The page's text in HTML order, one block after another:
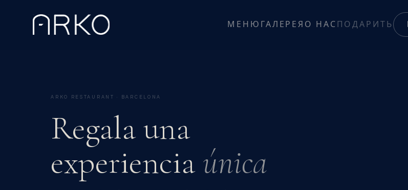
МЕНЮ ГАЛЕРЕЯ О НАС ПОДАРИТЬ
ARKO RESTAURANT · BARCELONA
Regala una
experienciaúnica